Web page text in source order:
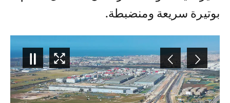
بوتيرة سريعة ومنضبطة.